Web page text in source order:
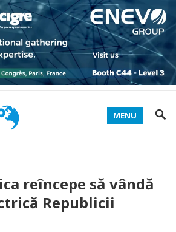
MENU
reîncepe să vândă
Republicii